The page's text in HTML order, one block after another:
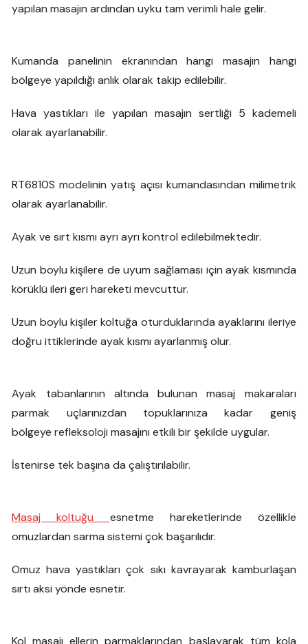
yapılan masajın ardından uyku tam verimli hale gelir.
Kumanda panelinin ekranından hangi masajın hangi
bölgeye yapıldığı anlık olarak takip edilebilir.
Hava yastıkları ile yapılan masajın sertliği 5 kademeli
olarak ayarlanabilir.
RT6810S modelinin yatış açısı kumandasından milimetrik
olarak ayarlanabilir.
Ayak ve sırt kısmı ayrı ayrı kontrol edilebilmektedir.
Uzun boylu kişilere de uyum sağlaması için ayak kısmında
körüklü ileri geri hareketi mevcuttur.
Uzun boylu kişiler koltuğa oturduklarında ayaklarını ileriye
doğru ittiklerinde ayak kısmı ayarlanmış olur.
Ayak tabanlarının altında bulunan masaj makaraları
parmak uçlarınızdan topuklarınıza kadar geniş
bölgeye refleksoloji masajını etkili bir şekilde uygular.
İstenirse tek başına da çalıştırılabilir.
Masaj koltuğu esnetme hareketlerinde özellikle
omuzlardan sarma sistemi çok başarılıdır.
Omuz hava yastıkları çok sıkı kavrayarak kamburlaşan
sırtı aksi yönde esnetir.
Kol masajı ellerin parmaklarından başlayarak tüm kola